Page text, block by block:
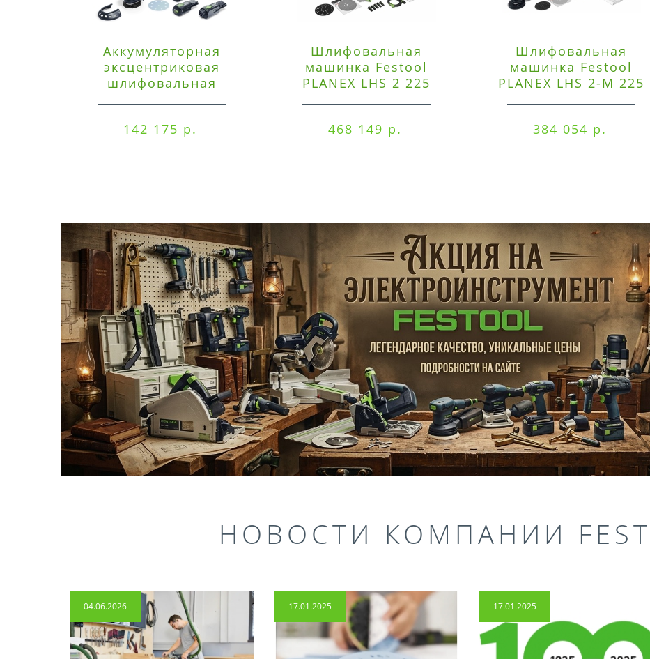
Аккумуляторная
эксцентриковая
шлифовальная
142 175 р.
Шлифовальная
машинка Festool
PLANEX LHS 2 225
468 149 р.
Шлифовальная
машинка Festool
PLANEX LHS 2-M 225
384 054 р.
НОВОСТИ КОМПАНИИ
04.06.2026 17.01.2025 17.01.2025